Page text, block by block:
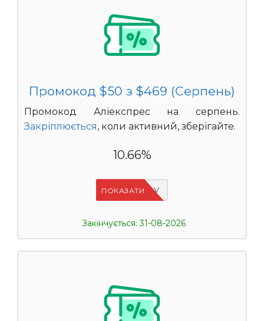
Промокод $50 з $469 (Серпень)
Промокод Аліекспрес на серпень.
Закріплюється, коли активний, зберігайте.
10.66%
IFPHE6DV
ПОКАЗАТИ
Закінчується: 31-08-2026